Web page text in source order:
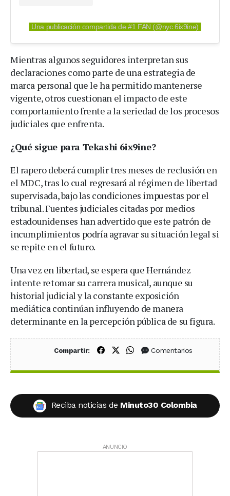
Una publicación compartida de #1 FAN (@nyc.6ix9ine)
Mientras algunos seguidores interpretan sus
declaraciones como parte de una estrategia de
marca personal que le ha permitido mantenerse
vigente, otros cuestionan el impacto de este
comportamiento frente a la seriedad de los procesos
judiciales que enfrenta.
¿Qué sigue para Tekashi 6ix9ine?
El rapero deberá cumplir tres meses de reclusión en
el MDC, tras lo cual regresará al régimen de libertad
supervisada, bajo las condiciones impuestas por el
tribunal. Fuentes judiciales citadas por medios
estadounidenses han advertido que este patrón de
incumplimientos podría agravar su situación legal si
se repite en el futuro.
Una vez en libertad, se espera que Hernández
intente retomar su carrera musical, aunque su
historial judicial y la constante exposición
mediática continúan influyendo de manera
determinante en la percepción pública de su figura.
Compartir: Compartir en Facebook
Compartir en X (Twitter)
Compartir en WhatsApp
Comentarios
Reciba noticias de Minuto30 Colombia
ANUNCIO